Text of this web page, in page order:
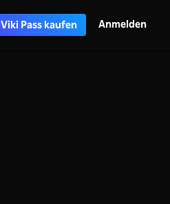
Viki Pass kaufen Anmelden